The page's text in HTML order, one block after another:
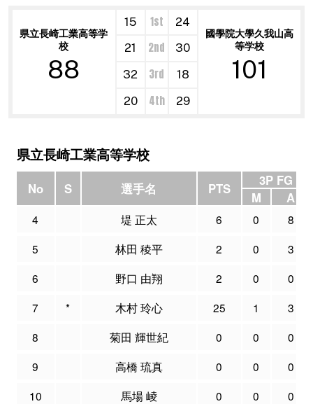
県立長崎工業高等学
校
88
15 1st 24
國學院大學久我山高
等学校
101
21 2nd
30
32
3rd
18
20
4th 29
県立長崎工業高等学校
No S 選手名 PTS
3P FG
M
A
4 堤 正太 6 0
8
5
林田 稜平 2 0
3
6
野口 由翔 2 0
0
7
* 木村 玲心 25 1
3
8
菊田 輝世紀 0 0
0
9
高橋 琉真 0 0
0
10
馬場 崚 0 0
0